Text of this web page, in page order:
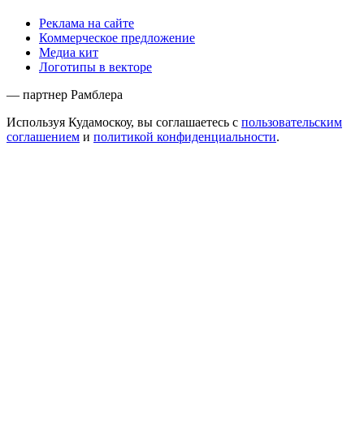
Реклама на сайте
Коммерческое предложение
Медиа кит
Логотипы в векторе
— партнер Рамблера
Используя Кудамоскоу, вы соглашаетесь с пользовательским
соглашением и политикой конфиденциальности.